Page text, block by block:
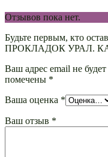
Отзывов пока нет.
Будьте первым, кто
ПРОКЛАДОК УРАЛ.
Ваш адрес email не
помечены *
Ваша оценка *
Ваш отзыв *